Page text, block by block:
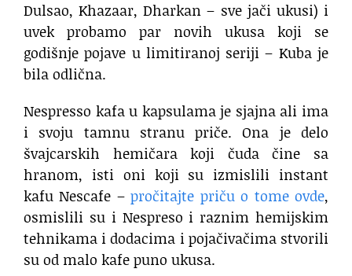
Dulsao, Khazaar, Dharkan – sve jači ukusi) i
uvek probamo par novih ukusa koji se
godišnje pojave u limitiranoj seriji – Kuba je
bila odlična.
Nespresso kafa u kapsulama je sjajna ali ima
i svoju tamnu stranu priče. Ona je delo
švajcarskih hemičara koji čuda čine sa
hranom, isti oni koji su izmislili instant
kafu Nescafe –pročitajte priču o tome ovde,
osmislili su i Nespreso i raznim hemijskim
tehnikama i dodacima i pojačivačima stvorili
su od malo kafe puno ukusa.